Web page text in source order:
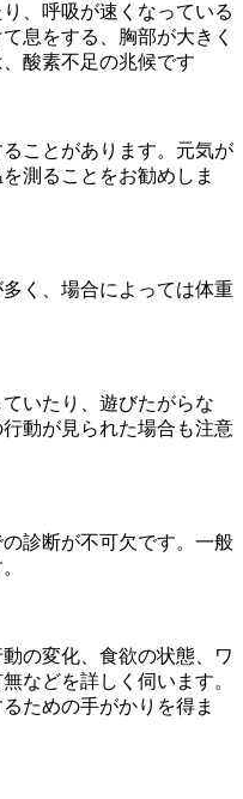
、呼吸が速くなっている
息をする、胸部が大きく
酸素不足の兆候です
ことがあります。元気が
測ることをお勧めしま
く、場合によっては体重
いたり、遊びたがらな
動が見られた場合も注意
診断が不可欠です。一般
の変化、食欲の状態、ワ
などを詳しく伺います。
ための手がかりを得ま